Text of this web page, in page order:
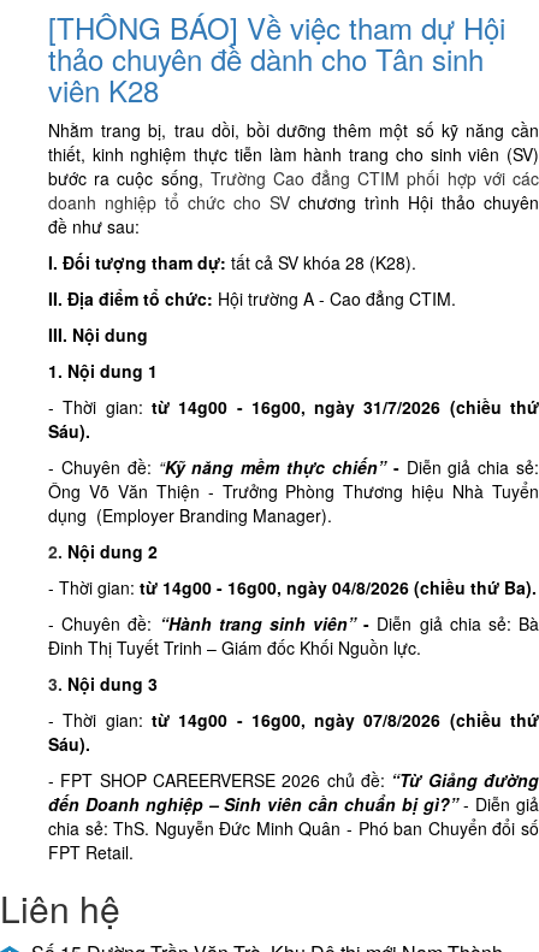
[THÔNG BÁO] Về việc tham dự Hội
thảo chuyên đề dành cho Tân sinh
viên K28
Nhằm trang bị, trau dồi, bồi dưỡng thêm một số kỹ năng cần
thiết, kinh nghiệm thực tiễn làm hành trang cho sinh viên (SV)
bước ra cuộc sống, Trường Cao đẳng CTIM phối hợp với các
doanh nghiệp tổ chức cho SV chương trình Hội thảo chuyên
đề như sau:
I. Đối tượng tham dự: tất cả SV khóa 28 (K28).
II. Địa điểm tổ chức: Hội trường A - Cao đẳng CTIM.
III. Nội dung
1. Nội dung 1
- Thời gian: từ 14g00 - 16g00, ngày 31/7/2026 (chiềuthứ
Sáu).
- Chuyên đề: “Kỹ năng mềm thực chiến” - Diễn giả chia sẻ:
Ông Võ Văn Thiện - Trưởng Phòng Thương hiệu Nhà Tuyển
dụng (Employer Branding Manager).
2. Nội dung 2
- Thời gian: từ 14g00 - 16g00, ngày 04/8/2026 (chiều thứ Ba).
- Chuyên đề: “Hành trang sinh viên”- Diễn giả chia sẻ: Bà
Đinh Thị Tuyết Trinh – Giám đốc Khối Nguồn lực.
3. Nội dung 3
- Thời gian: từ 14g00 - 16g00, ngày 07/8/2026 (chiềuthứ
Sáu).
- FPT SHOP CAREERVERSE 2026 chủ đề: “Từ Giảng đường
đến Doanh nghiệp – Sinh viên cần chuẩn bị gì?”- Diễn giả
chia sẻ: ThS. Nguyễn Đức Minh Quân - Phó ban Chuyển đổi số
FPT Retail.
Liên hệ